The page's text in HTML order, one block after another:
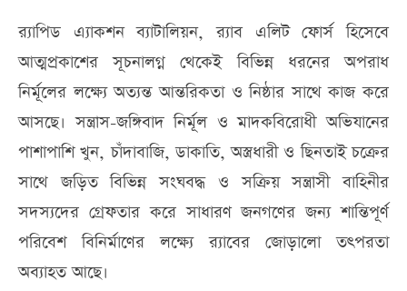
র‌্যাপিড এ্যাকশন ব্যাটালিয়ন, র‌্যাব এলিট ফোর্স হিসেবে
আত্মপ্রকাশের সূচনালগ্ন থেকেই বিভিন্ন ধরনের অপরাধ
নির্মূলের লক্ষ্যে অত্যন্ত আন্তরিকতা ও নিষ্ঠার সাথে কাজ করে
আসছে। সন্ত্রাস-জঙ্গিবাদ নির্মূল ও মাদকবিরোধী অভিযানের
পাশাপাশি খুন, চাঁদাবাজি, ডাকাতি, অস্ত্রধারী ও ছিনতাই চক্রের
সাথে জড়িত বিভিন্ন সংঘবদ্ধ ও সক্রিয় সন্ত্রাসী বাহিনীর
সদস্যদের গ্রেফতার করে সাধারণ জনগণের জন্য শান্তিপূর্ণ
পরিবেশ বিনির্মাণের লক্ষ্যে র‌্যাবের জোড়ালো তৎপরতা
অব্যাহত আছে।